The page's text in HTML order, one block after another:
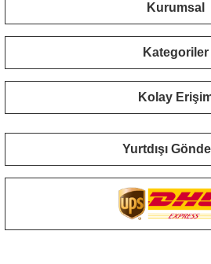
Kurumsal
Kategoriler
Kolay
Yurtdışı